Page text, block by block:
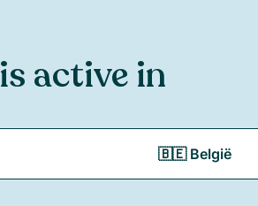
is active in
🇧🇪 België